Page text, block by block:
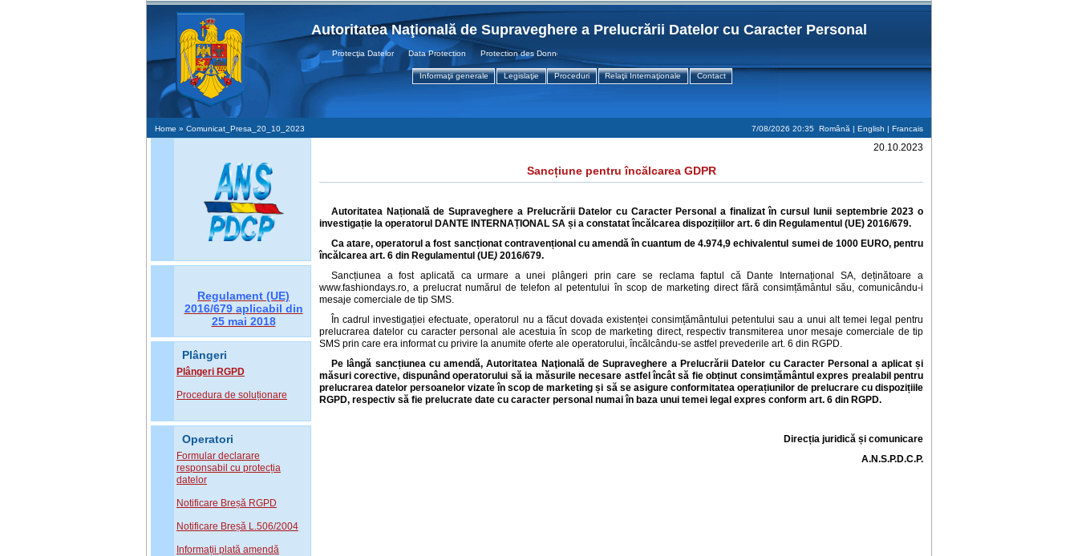
Autoritatea Naţională de Supraveghere a Prelucrării Datelor cu Caracter Personal
Protecţia Datelor Data Protection Protection des Donnees
Informaţii generale Legislaţie Proceduri Relaţii Internaţionale Contact
Home » Comunicat_Presa_20_10_2023 7/08/2026 20:35 Română | English | Francais
Regulament (UE)
2016/679 aplicabil din
25 mai 2018
Plângeri
Plângeri RGPD
Procedura de soluționare
Operatori
Formular declarare
responsabil cu protecția
datelor
Notificare Breșă RGPD
Notificare Breșă L.506/2004
Informații plată amendă
20.10.2023
Sancțiune pentru încălcarea GDPR
Autoritatea Națională de Supraveghere a Prelucrării Datelor cu Caracter Personal a finalizat în cursul lunii septembrie 2023 o
investigație la operatorul DANTE INTERNAȚIONAL SA și a constatatîncălcarea dispozițiilor art. 6 din Regulamentul (UE) 2016/679.
Ca atare, operatorula fost sancționat contravențional cu amendă în cuantum de 4.974,9 echivalentul sumei de 1000 EURO, pentru
încălcarea art. 6 din Regulamentul (UE) 2016/679.
Sancțiunea a fost aplicată ca urmare a unei plângeri prin care se reclama faptul că Dante Internațional SA, deținătoare a
www.fashiondays.ro, a prelucrat numărul de telefon al petentului în scop de marketing direct fără consimțământul său, comunicându-i
mesaje comerciale de tip SMS.
În cadrul investigației efectuate, operatorul nu a făcut dovada existenței consimțământului petentului sau a unui alt temei legal pentru
prelucrarea datelor cu caracter personal ale acestuia în scop de marketing direct, respectiv transmiterea unor mesaje comerciale de tip
SMS prin care era informat cu privire la anumite oferte ale operatorului, încălcându-se astfel prevederile art. 6 din RGPD.
Pe lângă sancțiunea cu amendă,Autoritatea Naţională de Supraveghere a Prelucrării Datelor cu Caracter Personal a aplicat și
măsuri corective, dispunândoperatorului să ia măsurile necesare astfel încât să fie obținut consimțământul expres prealabil pentru
prelucrarea datelor persoanelor vizate în scop de marketing și să se asigure conformitatea operațiunilor de prelucrare cu dispozițiile
RGPD, respectiv să fie prelucrate date cu caracter personal numai în baza unui temei legal expres conform art. 6 din RGPD.
Direcția juridică și comunicare
A.N.S.P.D.C.P.